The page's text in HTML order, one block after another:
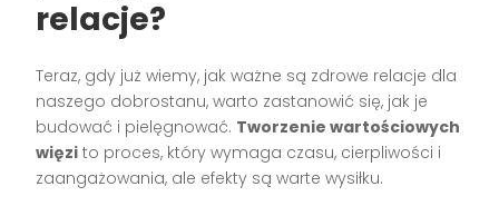
relacje?
Teraz, gdy już wiemy, jak ważne są zdrowe relacje dla
naszego dobrostanu, warto zastanowić się, jak je
budować i pielęgnować. Tworzenie wartościowych
więzi to proces, który wymaga czasu, cierpliwości i
zaangażowania, ale efekty są warte wysiłku.